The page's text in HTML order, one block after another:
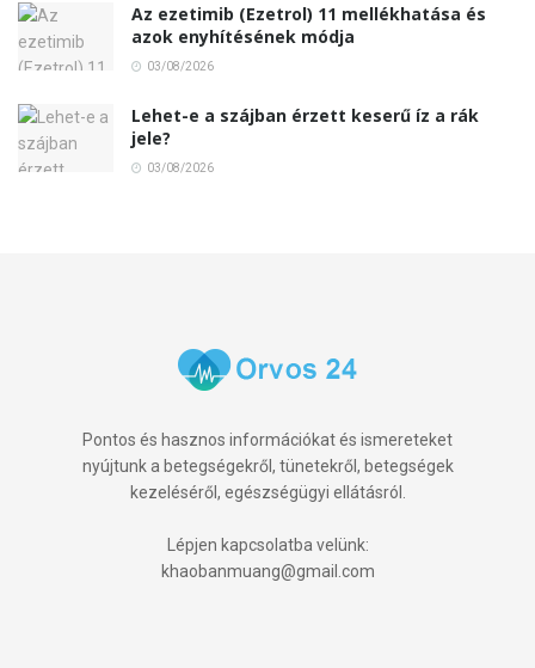
Az ezetimib (Ezetrol) 11 mellékhatása és
azok enyhítésének módja
03/08/2026
Lehet-e a szájban érzett keserű íz a rák
jele?
03/08/2026
Pontos és hasznos információkat és ismereteket
nyújtunk a betegségekről, tünetekről, betegségek
kezeléséről, egészségügyi ellátásról.
Lépjen kapcsolatba velünk:
khaobanmuang@gmail.com